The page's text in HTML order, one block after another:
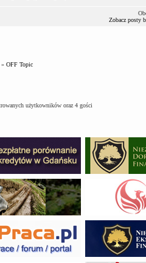
Zobacz posty
» OFF Topic
użytkowników oraz 4 gości